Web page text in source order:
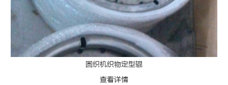
圆织机织物定型辊
查看详情